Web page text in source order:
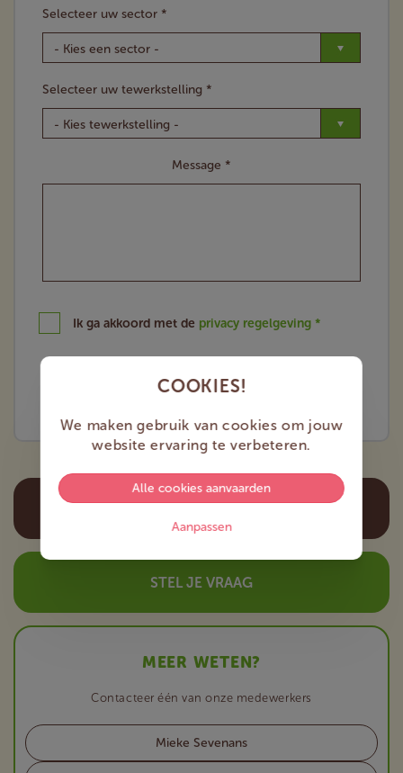
Selecteer uw sector *
Selecteer uw tewerkstelling *
Message *
Ik ga akkoord met de privacy regelgeving *
VEILIGHEIDSAUDIT AANVRAGEN
ERGONOMIESCAN AANVRAGEN
STEL JE VRAAG
MEER WETEN?
Contacteer één van onze medewerkers
Mieke Sevenans
COOKIES!
We maken gebruik van cookies om jouw
website ervaring te verbeteren.
Alle cookies aanvaarden
Aanpassen